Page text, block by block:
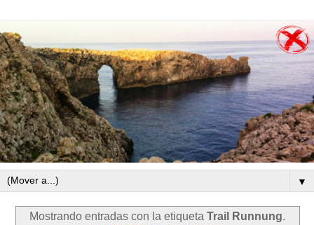
▼
Mostrando entradas con la etiqueta Trail Runnung.